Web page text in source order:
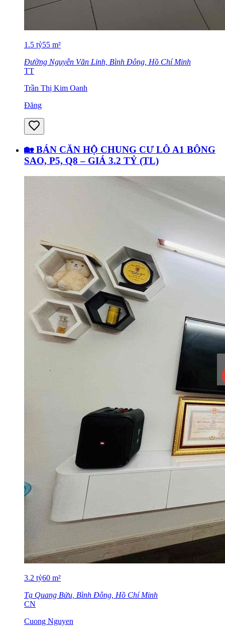
1.5 tỷ55 m²
Đường Nguyễn Văn Linh, Bình Đông, Hồ Chí Minh
TT
Trần Thị Kim Oanh
Đăng
🏡 BÁN CĂN HỘ CHUNG CƯ LÔ A1 BÔNG
SAO, P5, Q8 – GIÁ 3.2 TỶ (TL)
3.2 tỷ60 m²
Tạ Quang Bửu, Bình Đông, Hồ Chí Minh
CN
Cuong Nguyen